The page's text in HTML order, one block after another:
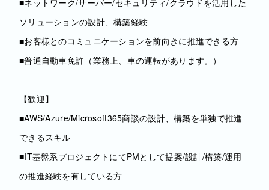
■ネットワーク/サーバー/セキュリティ/クラウドを活用した
ソリューションの設計、構築経験
■お客様とのコミュニケーションを前向きに推進できる方
■普通自動車免許（業務上、車の運転があります。）
【歓迎】
■AWS/Azure/Microsoft365商談の設計、構築を単独で推進
できるスキル
■IT基盤系プロジェクトにてPMとして提案/設計/構築/運用
の推進経験を有している方